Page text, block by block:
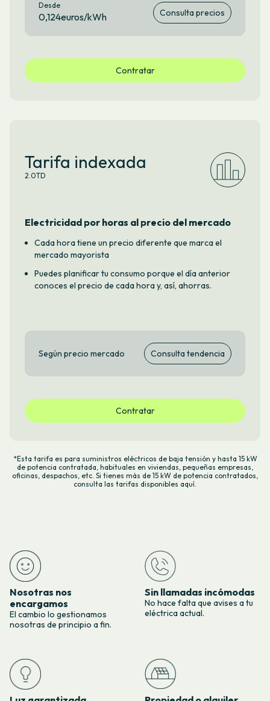
Desde
0,124euros/kWh Consulta precios
Contratar
Tarifa indexada
2.0TD
Electricidad por horas al precio del mercado
Cada hora tiene un precio diferente que marca el
mercado mayorista
Puedes planificar tu consumo porque el día anterior
conoces el precio de cada hora y, así, ahorras.
Según precio mercado Consulta tendencia
Contratar
*Esta tarifa es para suministros eléctricos de baja tensión y hasta 15 kW
de potencia contratada, habituales en viviendas, pequeñas empresas,
oficinas, despachos, etc. Si tienes más de 15 kW de potencia contratados,
consulta las tarifas disponibles aquí
Nosotras nos
encargamos
El cambio lo gestionamos
nosotras de principio a fin.
Sin llamadas incómodas
No hace falta que avises a tu
eléctrica actual.